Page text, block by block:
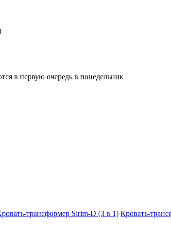
в первую очередь в понедельник
трансформер Sirim-D (3 в 1) Кровать-